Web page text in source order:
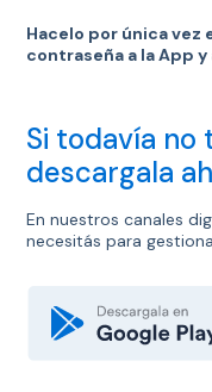
Hacelo por única vez
contraseña a la App y
Si todavía no
descargala
En nuestros canales
necesitás para